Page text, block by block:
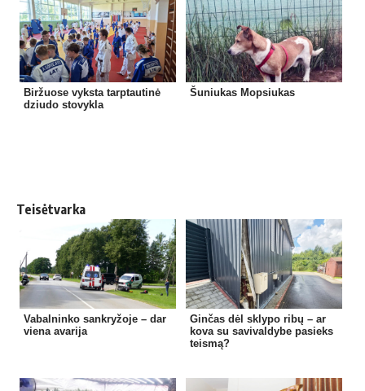
Biržuose vyksta tarptautinė
dziudo stovykla
Šuniukas Mopsiukas
Teisėtvarka
Vabalninko sankryžoje – dar
viena avarija
Ginčas dėl sklypo ribų – ar
kova su savivaldybe pasieks
teismą?